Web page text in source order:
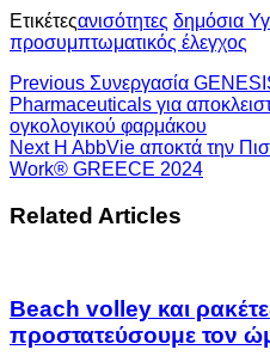
Ετικέτεςανισότητες δημόσια
προσυμπτωματικός έλεγχος
Previous Συνεργασία
Pharmaceuticals για
ογκολογικού φαρμάκου
NextH AbbVie αποκτά την
Work® GREECE 2024
Related Articles
Beach volley και
προστατεύσουμε τον